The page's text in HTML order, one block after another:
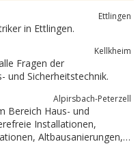
Ettlingen
in Ettlingen.
Kellkheim
Fragen der
und Sicherheitstechnik.
Alpirsbach-Peterzell
Bereich Haus- und
Installationen,